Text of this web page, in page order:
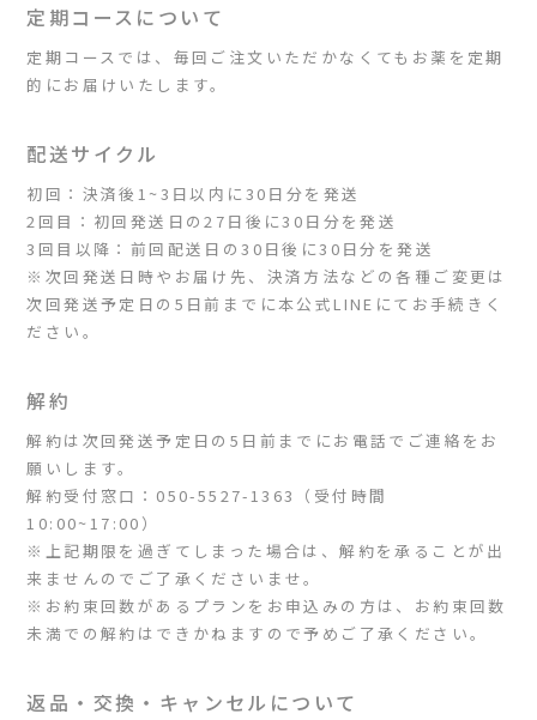
定期コースについて
定期コースでは、毎回ご注文いただかなくてもお薬を定期
的にお届けいたします。
配送サイクル
初回：決済後1~3日以内に30日分を発送
2回目：初回発送日の27日後に30日分を発送
3回目以降：前回配送日の30日後に30日分を発送
※次回発送日時やお届け先、決済方法などの各種ご変更は
次回発送予定日の5日前までに本公式LINEにてお手続きく
ださい。
解約
解約は次回発送予定日の5日前までにお電話でご連絡をお
願いします。
解約受付窓口：050-5527-1363（受付時間
10:00~17:00）
※上記期限を過ぎてしまった場合は、解約を承ることが出
来ませんのでご了承くださいませ。
※お約束回数があるプランをお申込みの方は、お約束回数
未満での解約はできかねますので予めご了承ください。
返品・交換・キャンセルについて